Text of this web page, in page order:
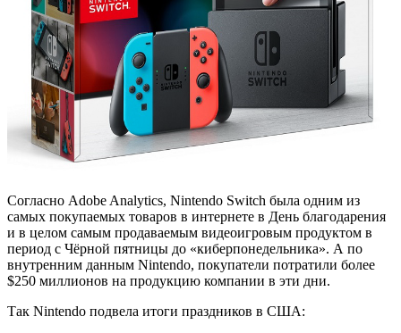
Согласно Adobe Analytics, Nintendo Switch была одним из
самых покупаемых товаров в интернете в День благодарения
и в целом самым продаваемым видеоигровым продуктом в
период с Чёрной пятницы до «киберпонедельника». А по
внутренним данным Nintendo, покупатели потратили более
$250 миллионов на продукцию компании в эти дни.
Так Nintendo подвела итоги праздников в США: